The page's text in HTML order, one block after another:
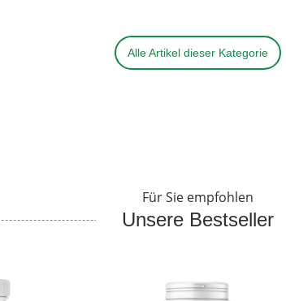
Alle Artikel dieser Kategorie
Für Sie empfohlen
Unsere Bestseller